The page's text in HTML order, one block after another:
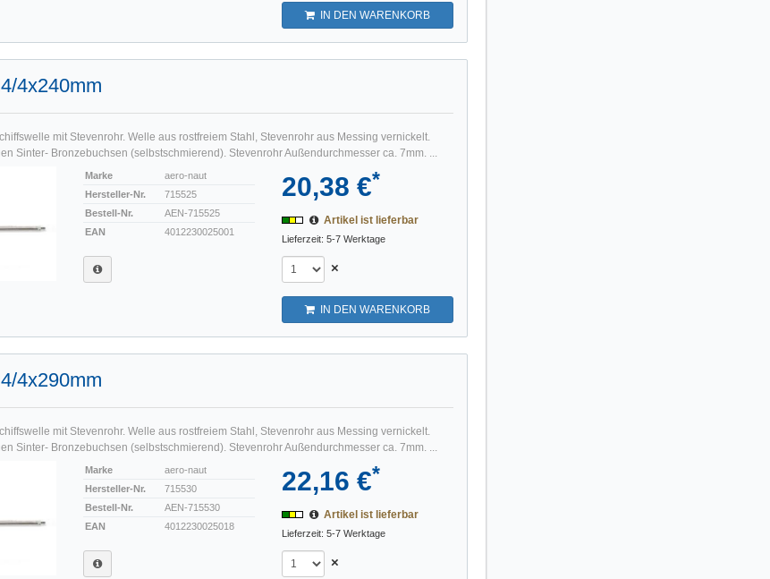
IN DEN WARENKORB
4x240mm
mit Stevenrohr. Welle aus rostfreiem Stahl, Stevenrohr aus Messing vernickelt.
Sinter- Bronzebuchsen (selbstschmierend). Stevenrohr Außendurchmesser ca. 7mm. ...
Marke
aero-naut
Hersteller-Nr.
715525
Bestell-Nr.
AEN-715525
EAN
4012230025001
20,38 €*
Artikel ist lieferbar
Lieferzeit: 5-7 Werktage
×
IN DEN WARENKORB
4x290mm
mit Stevenrohr. Welle aus rostfreiem Stahl, Stevenrohr aus Messing vernickelt.
Sinter- Bronzebuchsen (selbstschmierend). Stevenrohr Außendurchmesser ca. 7mm. ...
Marke
aero-naut
Hersteller-Nr.
715530
Bestell-Nr.
AEN-715530
EAN
4012230025018
22,16 €*
Artikel ist lieferbar
Lieferzeit: 5-7 Werktage
×